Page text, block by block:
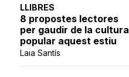
LLIBRES
8 propostes lectores
per gaudir de la cultura
popular aquest estiu
Laia Santís